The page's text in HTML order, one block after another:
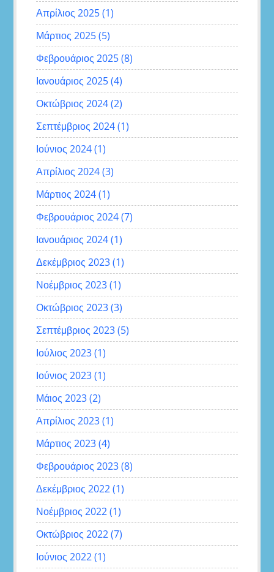
Απρίλιος 2025(1)
Μάρτιος 2025(5)
Φεβρουάριος 2025(8)
Ιανουάριος 2025(4)
Οκτώβριος 2024(2)
Σεπτέμβριος 2024(1)
Ιούνιος 2024(1)
Απρίλιος 2024(3)
Μάρτιος 2024(1)
Φεβρουάριος 2024(7)
Ιανουάριος 2024(1)
Δεκέμβριος 2023(1)
Νοέμβριος 2023(1)
Οκτώβριος 2023(3)
Σεπτέμβριος 2023(5)
Ιούλιος 2023(1)
Ιούνιος 2023(1)
Μάιος 2023(2)
Απρίλιος 2023(1)
Μάρτιος 2023(4)
Φεβρουάριος 2023(8)
Δεκέμβριος 2022(1)
Νοέμβριος 2022(1)
Οκτώβριος 2022(7)
Ιούνιος 2022(1)